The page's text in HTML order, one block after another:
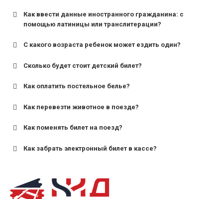
Как ввести данные иностранного гражданина: с
помощью латиницы или транслитерации?
С какого возраста ребенок может ездить один?
для поездов дальнего следования — от 10 лет и
для пригородных поездов — от 7 лет.
Сколько будет стоит детский билет?
Как оплатить постельное белье?
Как перевезти животное в поезде?
Как поменять билет на поезд?
Как забрать электронный билет в кассе?
назвав кассиру 14-значный номер заказа;